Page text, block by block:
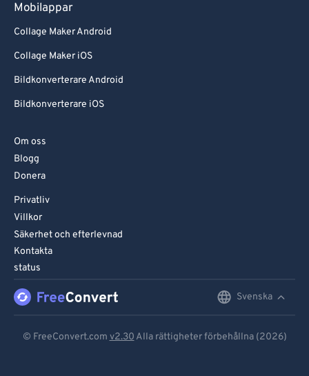
Mobilappar
Collage Maker Android
Collage Maker iOS
Bildkonverterare Android
Bildkonverterare iOS
Om oss
Blogg
Donera
Privatliv
Villkor
Säkerhet och efterlevnad
Kontakta
status
Svenska
© FreeConvert.com v2.30 Alla rättigheter förbehållna (2026)